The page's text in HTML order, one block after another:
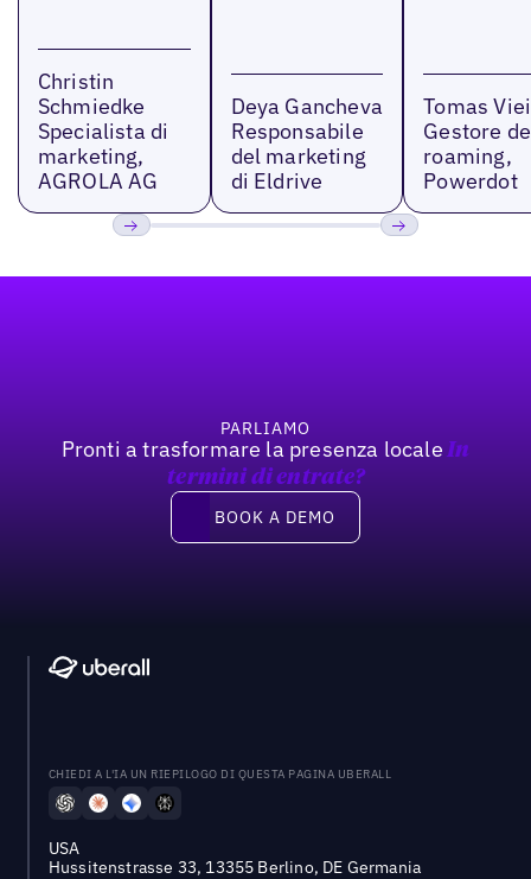
Christin
Schmiedke
Specialista di
marketing,
AGROLA AG
Deya Gancheva
Responsabile
del marketing
di Eldrive
Tomas
Gestore
roaming,
Powerdot
PARLIAMO
Pronti a trasformare la presenza locale In
termini di entrate?
Book a demo
BOOK A DEMO
CHIEDI A L'IA UN RIEPILOGO DI QUESTA PAGINA UBERALL
USA
Hussitenstrasse 33, 13355 Berlino, DE Germania